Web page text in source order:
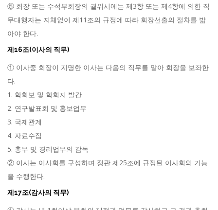
⑤ 회장 또는 수석부회장의 궐위시에는 제3항 또는 제4항에 의한 직
무대행자는 지체없이 제11조의 규정에 따라 회장선출의 절차를 밟
아야 한다.
제16조(이사의 직무)
① 이사중 회장이 지명한 이사는 다음의 직무를 맡아 회장을 보좌한
다.
1. 학회보 및 학회지 발간
2. 연구발표회 및 홍보업무
3. 국제관계
4. 자료수집
5. 총무 및 경리업무의 감독
② 이사는 이사회를 구성하며 정관 제25조에 규정된 이사회의 기능
을 수행한다.
제17조(감사의 직무)